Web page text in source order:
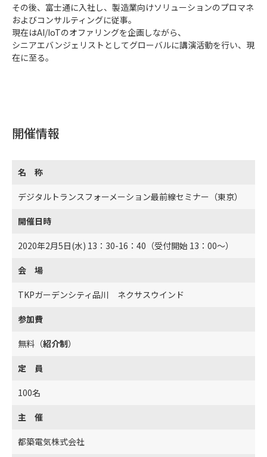
その後、富士通に入社し、製造業向けソリューションのプロマネ
およびコンサルティングに従事。
現在はAI/IoTのオファリングを企画しながら、
シニアエバンジェリストとしてグローバルに講演活動を行い、現
在に至る。
開催情報
名 称
デジタルトランスフォーメーション最前線セミナー（東京）
開催日時
2020年2月5日(水) 13：30-16：40（受付開始 13：00～）
会 場
TKPガーデンシティ品川 ネクサスウインド
参加費
無料（紹介制）
定 員
100名
主 催
都築電気株式会社